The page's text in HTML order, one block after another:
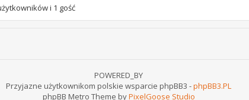
i 1 gość
POWERED_BY
Przyjazne użytkownikom polskie wsparcie phpBB3 -phpBB3.PL
phpBB Metro Theme byPixelGoose Studio